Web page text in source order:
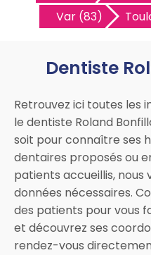
Var (83)
Dentiste
Retrouvez ici toutes les
le dentiste Roland
soit pour connaître ses
dentaires proposés ou
patients accueillis, nous
données nécessaires.
des patients pour vous
et découvrez ses
rendez-vous